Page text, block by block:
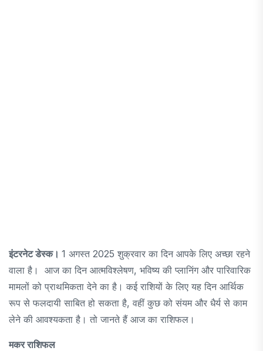
इंटरनेट डेस्क। 1 अगस्त 2025 शुक्रवार का दिन आपके लिए अच्छा रहने
वाला है। आज का दिन आत्मविश्लेषण, भविष्य की प्लानिंग और पारिवारिक
मामलों को प्राथमिकता देने का है। कई राशियों के लिए यह दिन आर्थिक
रूप से फलदायी साबित हो सकता है, वहीं कुछ को संयम और धैर्य से काम
लेने की आवश्यकता है। तो जानते हैं आज का राशिफल।
मकर राशिफल